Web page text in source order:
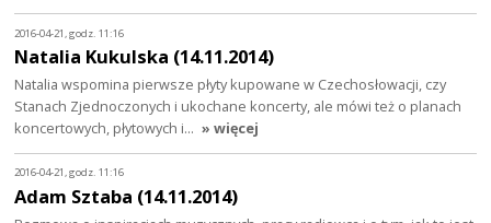
2016-04-21, godz. 11:16
Natalia Kukulska (14.11.2014)
Natalia wspomina pierwsze płyty kupowane w Czechosłowacji, czy
Stanach Zjednoczonych i ukochane koncerty, ale mówi też o planach
koncertowych, płytowych i… » więcej
2016-04-21, godz. 11:16
Adam Sztaba (14.11.2014)